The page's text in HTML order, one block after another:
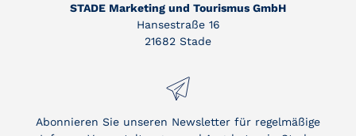
STADE Marketing und Tourismus GmbH
Hansestraße 16
21682 Stade
Abonnieren Sie unseren Newsletter für regelmäßige